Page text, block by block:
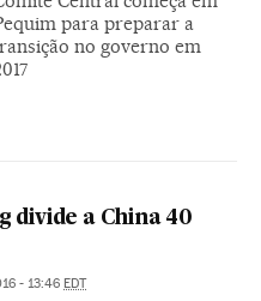
para preparar a
no governo em
divide a China 40
- 13:46 EDT